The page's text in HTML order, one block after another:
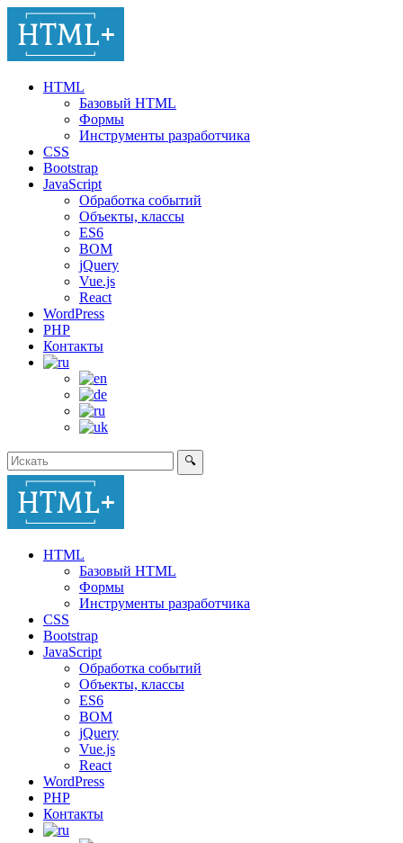
HTML
Базовый HTML
Формы
Инструменты разработчика
CSS
Bootstrap
JavaScript
Обработка событий
Объекты, классы
ES6
BOM
jQuery
Vue.js
React
WordPress
PHP
Контакты
🔍
HTML
Базовый HTML
Формы
Инструменты разработчика
CSS
Bootstrap
JavaScript
Обработка событий
Объекты, классы
ES6
BOM
jQuery
Vue.js
React
WordPress
PHP
Контакты